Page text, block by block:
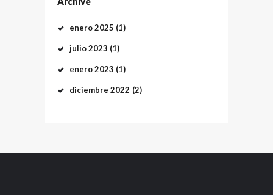
enero2025 (1)
julio2023 (1)
enero2023 (1)
diciembre2022 (2)